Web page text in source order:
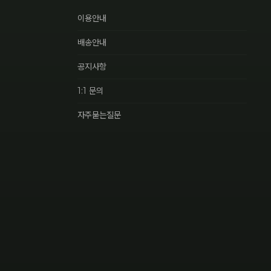
이용안내
배송안내
공지사항
1:1 문의
자주묻는질문